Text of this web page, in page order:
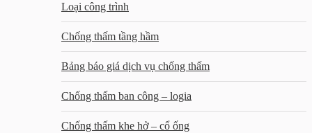
Loại công trình
Chống thấm tầng hầm
Bảng báo giá dịch vụ chống thấm
Chống thấm ban công – logia
Chống thấm khe hở – cổ ống